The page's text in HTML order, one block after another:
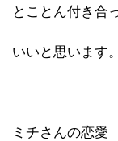
とことん付き合
いいと思います。
ミチさんの恋愛